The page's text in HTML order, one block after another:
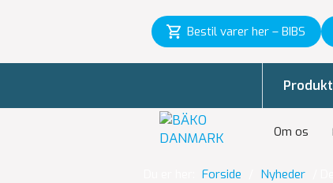
Bestil varer her – BIBS
Om os
Forside Nyheder